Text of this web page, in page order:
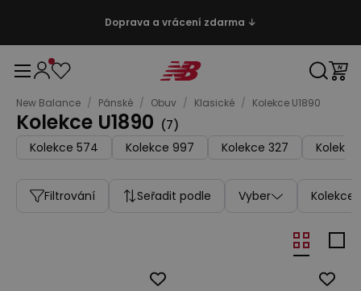
Doprava a vrácení zdarma ↓
New Balance / Pánské / Obuv / Klasické / Kolekce U1890
Kolekce U1890 (7)
Kolekce 574
Kolekce 997 Kolekce 327
Filtrování Seřadit podle Vyber Kolekce